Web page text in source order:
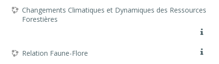
Changements Climatiques et Dynamiques des Ressources
Forestières
Relation Faune-Flore